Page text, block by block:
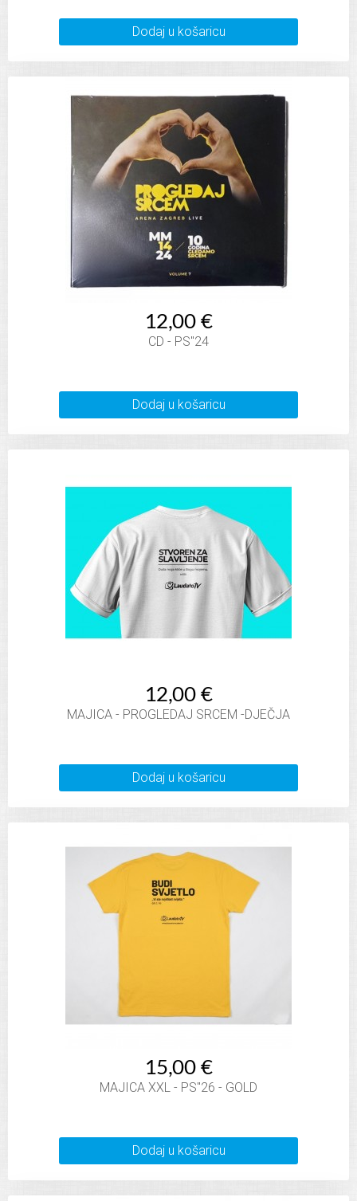
Dodaj u košaricu
12,00 €
CD - PS"24
Dodaj u košaricu
12,00 €
MAJICA - PROGLEDAJ SRCEM -DJEČJA
Dodaj u košaricu
15,00 €
MAJICA XXL - PS"26 - GOLD
Dodaj u košaricu